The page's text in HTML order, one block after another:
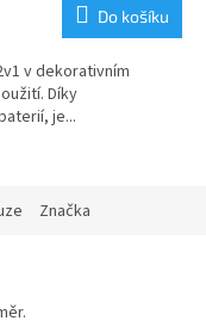
Do košíku
v dekorativním
Díky
je...
Značka